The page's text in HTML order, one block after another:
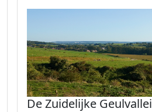
De Zuidelijke Geulvallei